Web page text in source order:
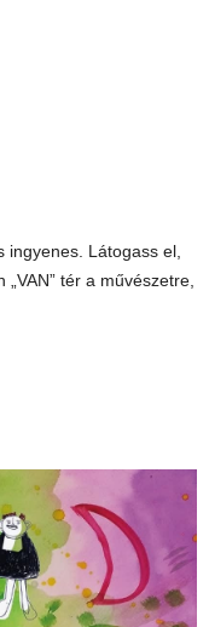
ingyenes. Látogass el,
tér a művészetre,